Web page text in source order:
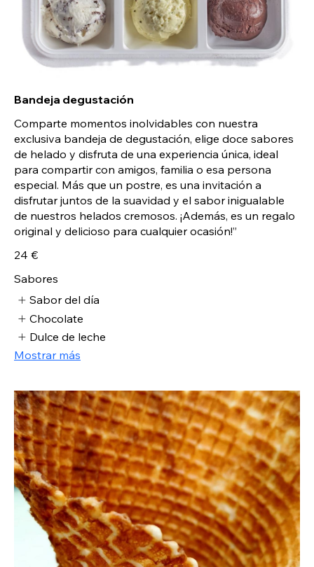
Bandeja degustación
Comparte momentos inolvidables con nuestra
exclusiva bandeja de degustación, elige doce sabores
de helado y disfruta de una experiencia única, ideal
para compartir con amigos, familia o esa persona
especial. Más que un postre, es una invitación a
disfrutar juntos de la suavidad y el sabor inigualable
de nuestros helados cremosos. ¡Además, es un regalo
original y delicioso para cualquier ocasión!”
24 €
Sabores
Sabor del día
Chocolate
Dulce de leche
Mostrar más